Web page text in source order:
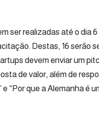
ser realizadas até o dia
Destas, 16 serão
devem enviar um
de valor, além de
“Por que a Alemanha é